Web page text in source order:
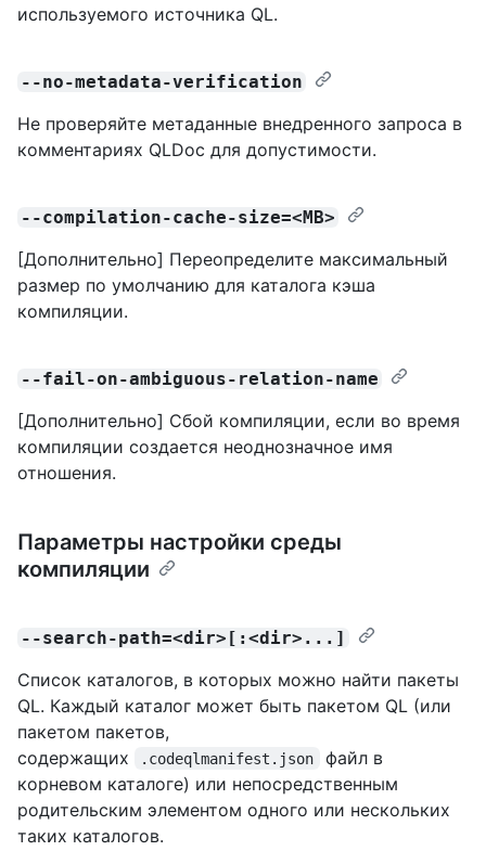
используемого источника QL.
--no-metadata-verification
Не проверяйте метаданные внедренного запроса в
комментариях QLDoc для допустимости.
--compilation-cache-size=<MB>
[Дополнительно] Переопределите максимальный
размер по умолчанию для каталога кэша
компиляции.
--fail-on-ambiguous-relation-name
[Дополнительно] Сбой компиляции, если во время
компиляции создается неоднозначное имя
отношения.
Параметры настройки среды
компиляции
--search-path=<dir>[:<dir>...]
Список каталогов, в которых можно найти пакеты
QL. Каждый каталог может быть пакетом QL (или
пакетом пакетов,
содержащих
.codeqlmanifest.json
файл в
корневом каталоге) или непосредственным
родительским элементом одного или нескольких
таких каталогов.